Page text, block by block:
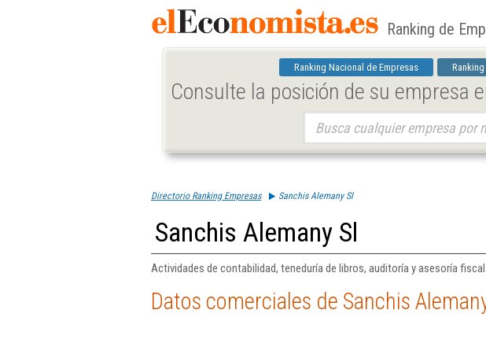
Ranking de
Ranking Nacional de Empresas
Consulte la posición de su empresa
Directorio Ranking Empresas Sanchis Alemany Sl
Sanchis Alemany Sl
Actividades de contabilidad, teneduría de libros, auditoría y asesoría
Datos comerciales de Sanchis